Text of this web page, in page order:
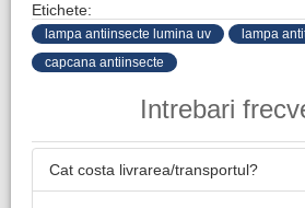
Etichete:
lampa antiinsecte lumina uv
lampa
capcana antiinsecte
Intrebari
Cat costa livrarea/transportul?